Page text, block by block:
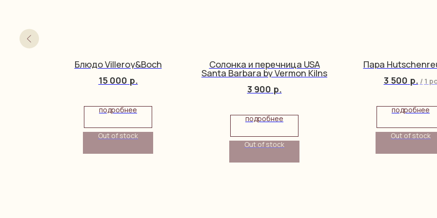
Блюдо Villeroy&Boch
15 000 р.
подробнее
Out of stock
Солонка и перечница USA
Santa Barbara by Vermon Kilns
3 900 р.
подробнее
Out of stock
Пара
3 500 р. / 1 pc
подробнее
Out of stock